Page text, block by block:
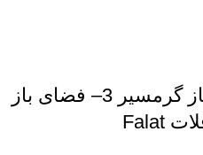
بذر کاهو سالادی فضای باز گرمسیر 3– فضای باز